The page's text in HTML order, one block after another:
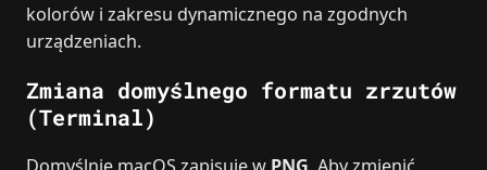
kolorów i zakresu dynamicznego na zgodnych
urządzeniach.
Zmiana domyślnego formatu zrzutów
(Terminal)